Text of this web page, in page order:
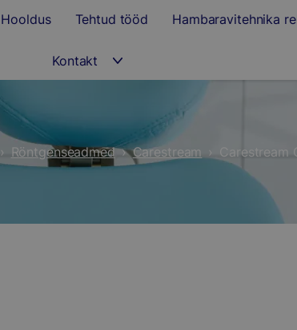
Hooldus Tehtud tööd Hambaravitehnika
Kontakt
› Röntgenseadmed › Carestream › Carestream